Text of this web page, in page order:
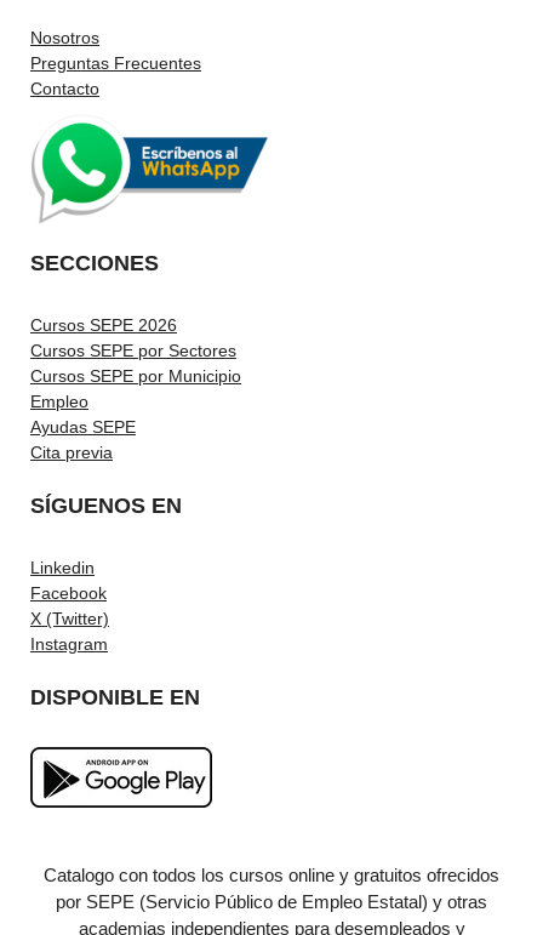
Nosotros
Preguntas Frecuentes
Contacto
SECCIONES
Cursos SEPE 2026
Cursos SEPE por Sectores
Cursos SEPE por Municipio
Empleo
Ayudas SEPE
Cita previa
SÍGUENOS EN
Linkedin
Facebook
X (Twitter)
Instagram
DISPONIBLE EN
Catalogo con todos los cursos online y gratuitos ofrecidos
por SEPE (Servicio Público de Empleo Estatal) y otras
academias independientes para desempleados y